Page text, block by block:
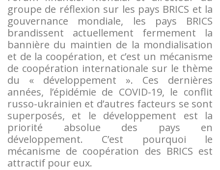
groupe de réflexion sur les pays BRICS et la
gouvernance mondiale, les pays BRICS
brandissent actuellement fermement la
bannière du maintien de la mondialisation
et de la coopération, et c’est un mécanisme
de coopération internationale sur le thème
du « développement ». Ces dernières
années, l’épidémie de COVID-19, le conflit
russo-ukrainien et d’autres facteurs se sont
superposés, et le développement est la
priorité absolue des pays en
développement. C’est pourquoi le
mécanisme de coopération des BRICS est
attractif pour eux.